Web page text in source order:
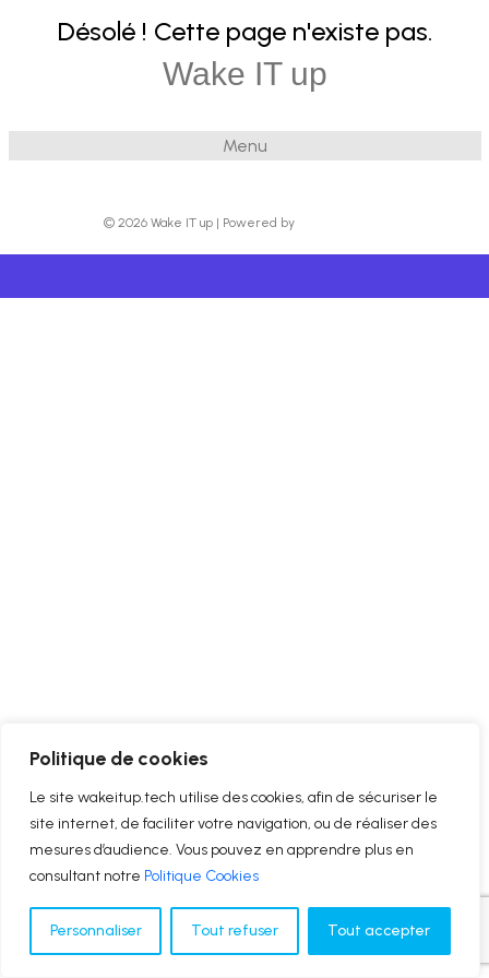
Politique de cookies
Le site wakeitup.tech utilise des cookies, afin de sécuriser le
site internet, de faciliter votre navigation, ou de réaliser des
mesures d’audience. Vous pouvez en apprendre plus en
consultant notre Politique Cookies
Personnaliser Tout refuser Tout accepter
Wake IT up
Menu
Désolé ! Cette page n'existe pas.
© 2026 Wake IT up | Powered by